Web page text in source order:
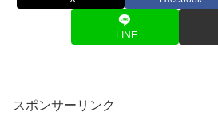
LINE
スポンサーリンク